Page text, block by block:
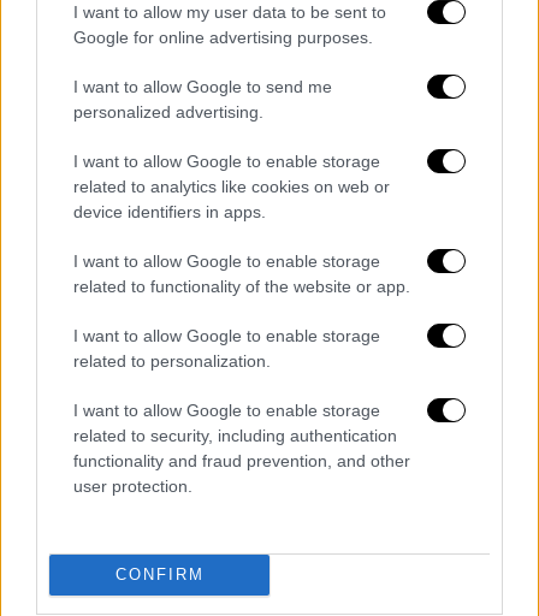
I want to allow my user data to be sent to
Google for online advertising purposes.
I want to allow Google to send me
personalized advertising.
I want to allow Google to enable storage
related to analytics like cookies on web or
device identifiers in apps.
I want to allow Google to enable storage
related to functionality of the website or app.
I want to allow Google to enable storage
related to personalization.
I want to allow Google to enable storage
related to security, including authentication
functionality and fraud prevention, and other
user protection.
CONFIRM
Συνταγές 20.01.2026 15:20
Όλη η σπιτική θαλπωρή σε μια μπουκιά
αυγολεμονιασμένα πιάτα της ελληνικής
κουζίνας